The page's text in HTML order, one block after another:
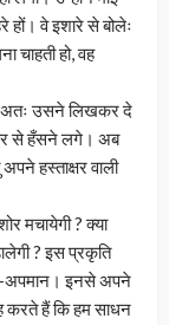
हों। वे इशारे से बोलेः
चाहती हो, वह
अतः उसने लिखकर दे
से हँसने लगे। अब
हस्ताक्षर वाली
मचायेगी ? क्या
? इस प्रकृति
अपमान। इनसे अपने
करते हैं कि हम साधन